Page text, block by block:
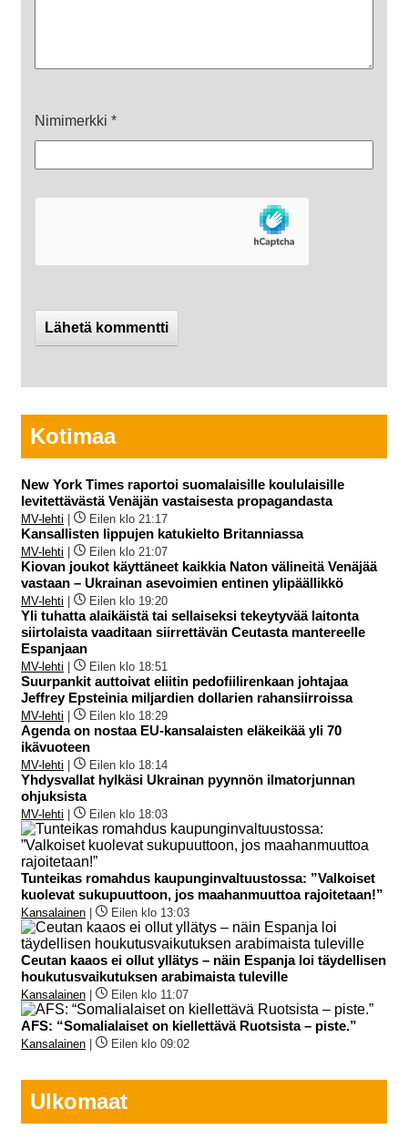
Nimimerkki *
Kotimaa
New York Times raportoi suomalaisille koululaisille
levitettävästä Venäjän vastaisesta propagandasta
MV-lehti Eilen klo 21:17
Kansallisten lippujen katukielto Britanniassa
MV-lehti Eilen klo 21:07
Kiovan joukot käyttäneet kaikkia Naton välineitä Venäjää
vastaan – Ukrainan asevoimien entinen ylipäällikkö
MV-lehti Eilen klo 19:20
Yli tuhatta alaikäistä tai sellaiseksi tekeytyvää laitonta
siirtolaista vaaditaan siirrettävän Ceutasta mantereelle
Espanjaan
MV-lehti Eilen klo 18:51
Suurpankit auttoivat eliitin pedofiilirenkaan johtajaa
Jeffrey Epsteinia miljardien dollarien rahansiirroissa
MV-lehti Eilen klo 18:29
Agenda on nostaa EU-kansalaisten eläkeikää yli 70
ikävuoteen
MV-lehti Eilen klo 18:14
Yhdysvallat hylkäsi Ukrainan pyynnön ilmatorjunnan
ohjuksista
MV-lehti Eilen klo 18:03
Tunteikas romahdus kaupunginvaltuustossa: ”Valkoiset
kuolevat sukupuuttoon, jos maahanmuuttoa rajoitetaan!”
Kansalainen Eilen klo 13:03
Ceutan kaaos ei ollut yllätys – näin Espanja loi täydellisen
houkutusvaikutuksen arabimaista tuleville
Kansalainen Eilen klo 11:07
AFS: “Somalialaiset on kiellettävä Ruotsista – piste.”
Kansalainen Eilen klo 09:02
Ulkomaat